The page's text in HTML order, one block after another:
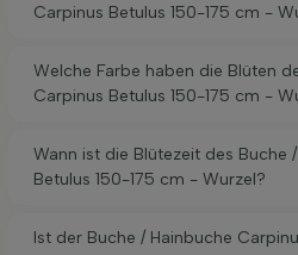
Carpinus Betulus 150-175 cm -
Welche Farbe haben die Blüten
Carpinus Betulus 150-175 cm -
Wann ist die Blütezeit des Buche
Betulus 150-175 cm - Wurzel?
Ist der Buche / Hainbuche